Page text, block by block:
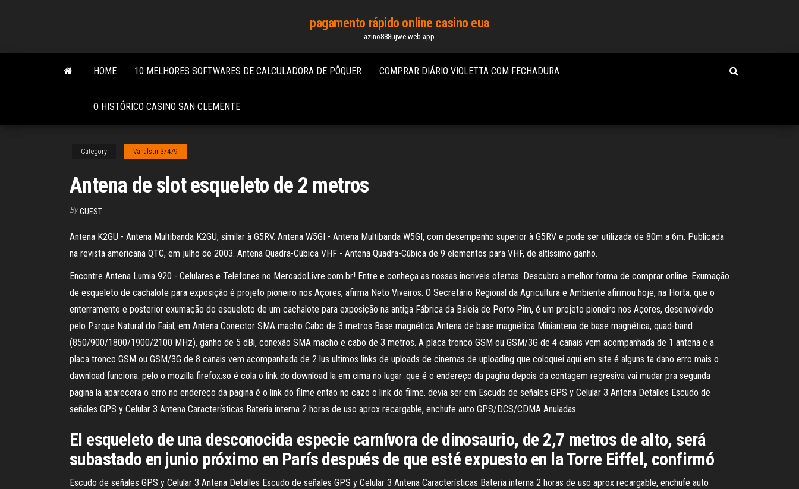
content
pagamento rápido online casino eua
azino888ujwe.web.app
HOME 10 MELHORES SOFTWARES DE CALCULADORA DE PÔQUER COMPRAR DIÁRIO VIOLETTA COM FECHADURA
O HISTÓRICO CASINO SAN CLEMENTE
Category Vanalstin37479
Antena de slot esqueleto de 2 metros
By GUEST
Antena K2GU - Antena Multibanda K2GU, similar à G5RV. Antena W5GI - Antena Multibanda W5GI, com desempenho superior à G5RV e pode ser utilizada de 80m a 6m. Publicada
na revista americana QTC, em julho de 2003. Antena Quadra-Cúbica VHF - Antena Quadra-Cúbica de 9 elementos para VHF, de altíssimo ganho.
Encontre Antena Lumia 920 - Celulares e Telefones no MercadoLivre.com.br! Entre e conheça as nossas incriveis ofertas. Descubra a melhor forma de comprar online. Exumação
de esqueleto de cachalote para exposição é projeto pioneiro nos Açores, afirma Neto Viveiros. O Secretário Regional da Agricultura e Ambiente afirmou hoje, na Horta, que o
enterramento e posterior exumação do esqueleto de um cachalote para exposição na antiga Fábrica da Baleia de Porto Pim, é um projeto pioneiro nos Açores, desenvolvido
pelo Parque Natural do Faial, em Antena Conector SMA macho Cabo de 3 metros Base magnética Antena de base magnética Miniantena de base magnética, quad-band
(850/900/1800/1900/2100 MHz), ganho de 5 dBi, conexão SMA macho e cabo de 3 metros. A placa tronco GSM ou GSM/3G de 4 canais vem acompanhada de 1 antena e a
placa tronco GSM ou GSM/3G de 8 canais vem acompanhada de 2 lus ultimos links de uploads de cinemas de uploading que coloquei aqui em site é alguns ta dano erro mais o
dawnload funciona. pelo o mozilla firefox.so é cola o link do download la em cima no lugar .que é o endereço da pagina depois da contagem regresiva vai mudar pra segunda
pagina la aparecera o erro no endereço da pagina é o link do filme entao no cazo o link do filme. devia ser em Escudo de señales GPS y Celular 3 Antena Detalles Escudo de
señales GPS y Celular 3 Antena Características Bateria interna 2 horas de uso aprox recargable, enchufe auto GPS/DCS/CDMA Anuladas
El esqueleto de una desconocida especie carnívora de dinosaurio, de 2,7 metros de alto, será
subastado en junio próximo en París después de que esté expuesto en la Torre Eiffel, confirmó
Escudo de señales GPS y Celular 3 Antena Detalles Escudo de señales GPS y Celular 3 Antena Características Bateria interna 2 horas de uso aprox recargable, enchufe auto